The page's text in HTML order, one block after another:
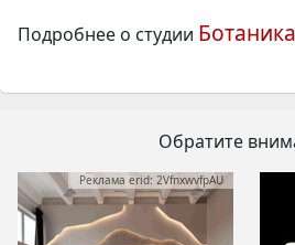
Подробнее о студии
Обратите
Реклама erid: 2VfnxwvfpAU